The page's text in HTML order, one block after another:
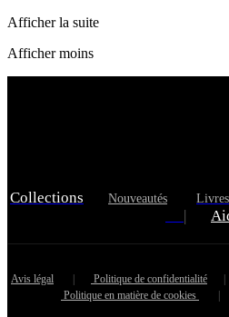
Afficher la suite
Afficher moins
Collections Nouveautés Livres
|
Avis légal | Politique de confidentialité
|
Politique en matière de cookies
|